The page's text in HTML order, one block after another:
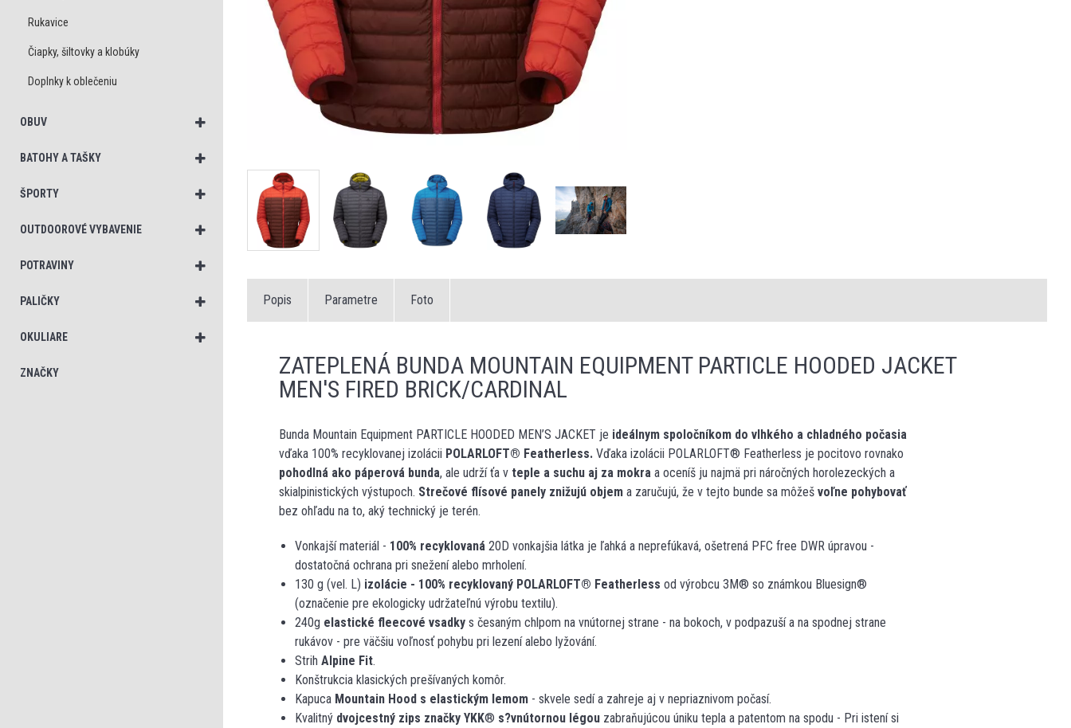
Rukavice
Čiapky, šiltovky a klobúky
Doplnky k oblečeniu
OBUV
BATOHY A TAŠKY
ŠPORTY
OUTDOOROVÉ VYBAVENIE
POTRAVINY
PALIČKY
OKULIARE
ZNAČKY
Popis Parametre Foto
ZATEPLENÁ BUNDA MOUNTAIN EQUIPMENT PARTICLE HOODED JACKET
MEN'S FIRED BRICK/CARDINAL
Bunda Mountain Equipment PARTICLE HOODED MEN’S JACKET je ideálnym spoločníkom do vlhkého a chladného počasia
vďaka 100% recyklovanej izolácii POLARLOFT® Featherless. Vďaka izolácii POLARLOFT® Featherless je pocitovo rovnako
pohodlná ako páperová bunda, ale udrží ťa v teple a suchu aj za mokra a oceníš ju najmä pri náročných horolezeckých a
skialpinistických výstupoch. Strečové flísové panely znižujú objem a zaručujú, že v tejto bunde sa môžeš voľne pohybovať
bez ohľadu na to, aký technický je terén.
Vonkajší materiál - 100% recyklovaná 20D vonkajšia látka je ľahká a neprefúkavá, ošetrená PFC free DWR úpravou -
dostatočná ochrana pri snežení alebo mrholení.
130 g (vel. L) izolácie - 100% recyklovaný POLARLOFT® Featherless od výrobcu 3M® so známkou Bluesign®
(označenie pre ekologicky udržateľnú výrobu textilu).
240g elastické fleecové vsadky s česaným chlpom na vnútornej strane - na bokoch, v podpazuší a na spodnej strane
rukávov - pre väčšiu voľnosť pohybu pri lezení alebo lyžování.
Strih Alpine Fit.
Konštrukcia klasických prešívaných komôr.
Kapuca Mountain Hood s elastickým lemom - skvele sedí a zahreje aj v nepriaznivom počasí.
Kvalitný dvojcestný zips značky YKK® s?vnútornou légou zabraňujúcou úniku tepla a patentom na spodu - Pri istení si